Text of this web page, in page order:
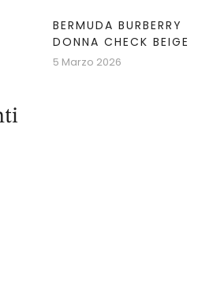
BERMUDA BURBERRY
DONNA CHECK BEIGE
5 Marzo 2026